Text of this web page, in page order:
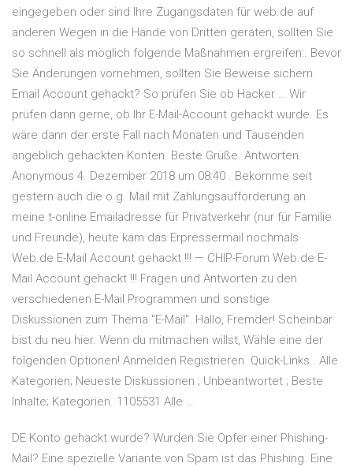
eingegeben oder sind Ihre Zugangsdaten für web.de auf
anderen Wegen in die Hände von Dritten geraten, sollten Sie
so schnell als möglich folgende Maßnahmen ergreifen:. Bevor
Sie Änderungen vornehmen, sollten Sie Beweise sichern.
Email Account gehackt? So prüfen Sie ob Hacker … Wir
prüfen dann gerne, ob Ihr E-Mail-Account gehackt wurde. Es
wäre dann der erste Fall nach Monaten und Tausenden
angeblich gehackten Konten. Beste Grüße. Antworten.
Anonymous 4. Dezember 2018 um 08:40 . Bekomme seit
gestern auch die o.g. Mail mit Zahlungsaufforderung an
meine t-online Emailadresse für Privatverkehr (nur für Familie
und Freunde), heute kam das Erpressermail nochmals
Web.de E-Mail Account gehackt !!! — CHIP-Forum Web.de E-
Mail Account gehackt !!! Fragen und Antworten zu den
verschiedenen E-Mail Programmen und sonstige
Diskussionen zum Thema "E-Mail". Hallo, Fremder! Scheinbar
bist du neu hier. Wenn du mitmachen willst, Wähle eine der
folgenden Optionen! Anmelden Registrieren. Quick-Links . Alle
Kategorien; Neueste Diskussionen ; Unbeantwortet ; Beste
Inhalte; Kategorien. 1105531 Alle …
DE Konto gehackt wurde? Wurden Sie Opfer einer Phishing-
Mail? Eine spezielle Variante von Spam ist das Phishing. Eine